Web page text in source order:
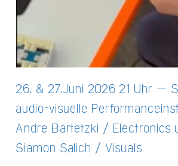
26. & 27.Juni 2026 21 Uhr –
audio-visuelle
Andre Bartetzki / Electronics
Siamon Salich / Visuals